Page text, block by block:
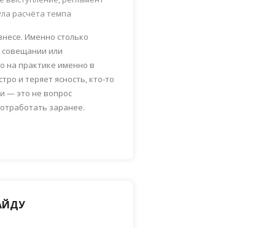
расчёта темпа
Именно столько
совещании или
на практике именно в
и теряет ясность, кто-то
— это не вопрос
заранее.